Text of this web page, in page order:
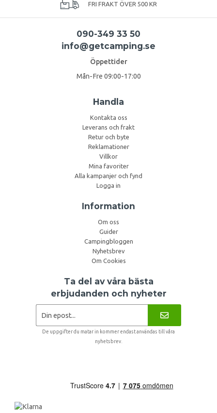
FRI FRAKT ÖVER 500 KR
090-349 33 50
info@getcamping.se
Öppettider
Mån-Fre 09:00-17:00
Handla
Kontakta oss
Leverans och frakt
Retur och byte
Reklamationer
Villkor
Mina favoriter
Alla kampanjer och fynd
Logga in
Information
Om oss
Guider
Campingbloggen
Nyhetsbrev
Om Cookies
Ta del av våra bästa
erbjudanden och nyheter
De uppgifter du matar in kommer endast användas till våra
nyhetsbrev.